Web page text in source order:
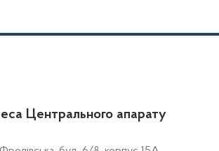
Громадянам
Доступ до
Центрального апарату